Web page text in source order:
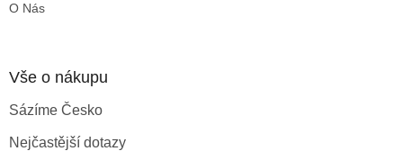
O Nás
Vše o nákupu
Sázíme Česko
Nejčastější dotazy